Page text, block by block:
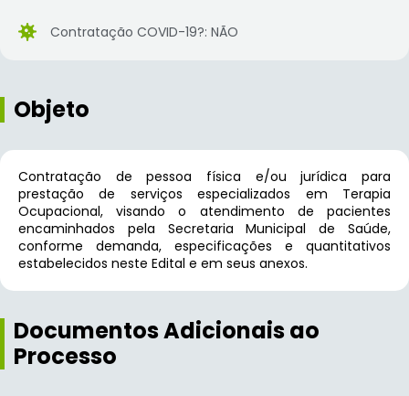
Contratação COVID-19?: NÃO
Objeto
Contratação de pessoa física e/ou jurídica para
prestação de serviços especializados em Terapia
Ocupacional, visando o atendimento de pacientes
encaminhados pela Secretaria Municipal de Saúde,
conforme demanda, especificações e quantitativos
estabelecidos neste Edital e em seus anexos.
Documentos Adicionais ao
Processo